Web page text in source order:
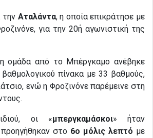
την Αταλάντα, η οποία επικράτησε με
για την 20ή αγωνιστική της
ομάδα από το Μπέργκαμο ανέβηκε
πίνακα με 33 βαθμούς,
ενώ η Φροζινόνε παρέμεινε στη
οι «μπεργκαμάσκοι» ήταν
προηγήθηκαν στο 6ο μόλις λεπτό με